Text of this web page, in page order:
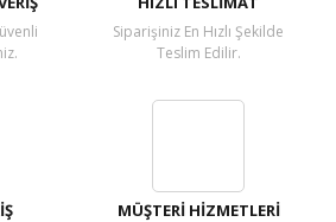
Siparişiniz En Hızlı Şekilde
Teslim Edilir.
MÜŞTERİ HİZMETLERİ